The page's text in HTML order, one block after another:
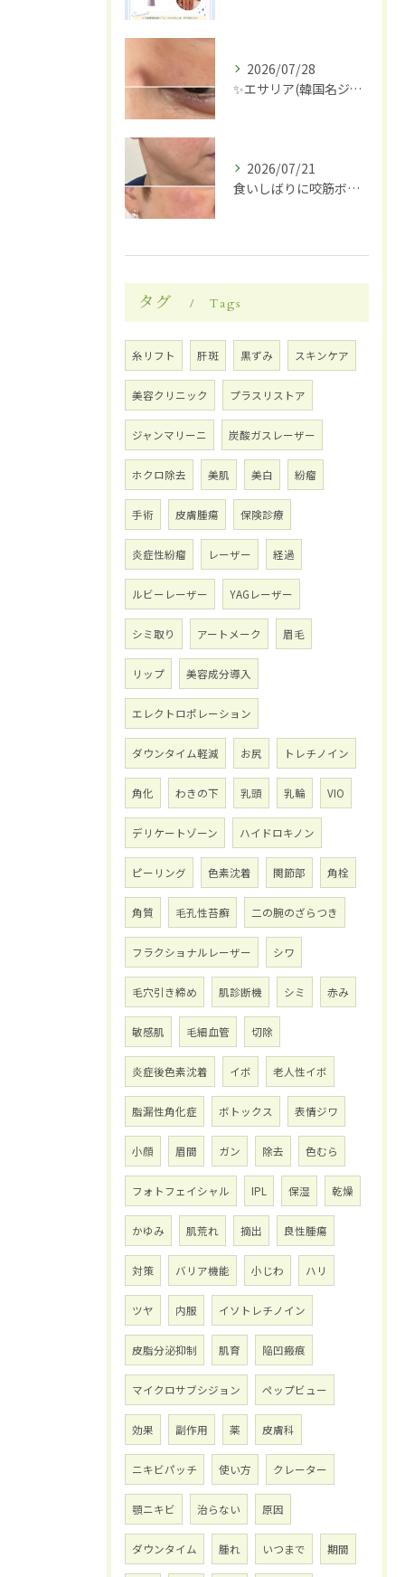
2026/07/28
✨エサリア(韓国名ジュブアセル)導入します✨
2026/07/21
食いしばりに咬筋ボトックス
タグ Tags
糸リフト 肝斑 黒ずみ スキンケア
美容クリニック プラスリストア
ジャンマリーニ 炭酸ガスレーザー
ホクロ除去 美肌 美白 紛瘤
手術 皮膚腫瘍 保険診療
炎症性紛瘤 レーザー 経過
ルビーレーザー YAGレーザー
シミ取り アートメーク 眉毛
リップ 美容成分導入
エレクトロポレーション
ダウンタイム軽減 お尻 トレチノイン
角化 わきの下 乳頭 乳輪 VIO
デリケートゾーン ハイドロキノン
ピーリング 色素沈着 関節部 角栓
角質 毛孔性苔癬 二の腕のざらつき
フラクショナルレーザー シワ
毛穴引き締め 肌診断機 シミ 赤み
敏感肌 毛細血管 切除
炎症後色素沈着 イボ 老人性イボ
脂漏性角化症 ボトックス 表情ジワ
小顔 眉間 ガン 除去 色むら
フォトフェイシャル IPL 保湿 乾燥
かゆみ 肌荒れ 摘出 良性腫瘍
対策 バリア機能 小じわ ハリ
ツヤ 内服 イソトレチノイン
皮脂分泌抑制 肌育 陥凹瘢痕
マイクロサブシジョン ペップビュー
効果 副作用 薬 皮膚科
ニキビパッチ 使い方 クレーター
顎ニキビ 治らない 原因
ダウンタイム 腫れ いつまで 期間